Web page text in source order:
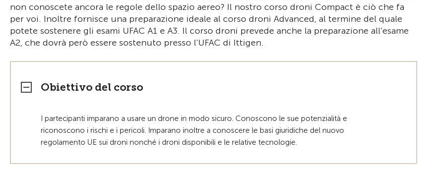
non conoscete ancora le regole dello spazio aereo? Il nostro corso droni Compact è ciò che fa
per voi. Inoltre fornisce una preparazione ideale al corso droni Advanced, al termine del quale
potete sostenere gli esami UFAC A1 e A3. Il corso droni prevede anche la preparazione all’esame
A2, che dovrà però essere sostenuto presso l’UFAC di Ittigen.
Obiettivo del corso
I partecipanti imparano a usare un drone in modo sicuro. Conoscono le sue potenzialità e
riconoscono i rischi e i pericoli. Imparano inoltre a conoscere le basi giuridiche del nuovo
regolamento UE sui droni nonché i droni disponibili e le relative tecnologie.